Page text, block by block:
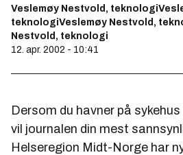
Veslemøy Nestvold,
teknologiVeslemøy Nestvold,
Nestvold, teknologi
12. apr. 2002 - 10:41
Dersom du havner på
vil journalen din mest
Helseregion Midt-Norge har